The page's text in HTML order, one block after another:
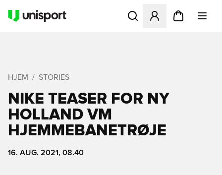
Åbner en Modal til at
HJEM STORIES
NIKE TEASER FOR NY
HOLLAND VM
HJEMMEBANETRØJE
16. AUG. 2021, 08.40